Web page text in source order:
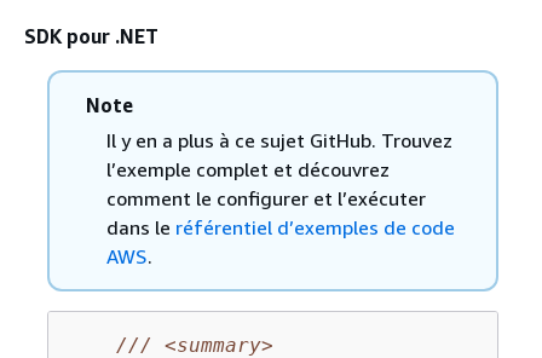
SDK pour .NET
Note
Il y en a plus à ce sujet GitHub. Trouvez
l’exemple complet et découvrez
comment le configurer et l’exécuter
dans le référentiel d’exemples de code
AWS.
///
<summary>